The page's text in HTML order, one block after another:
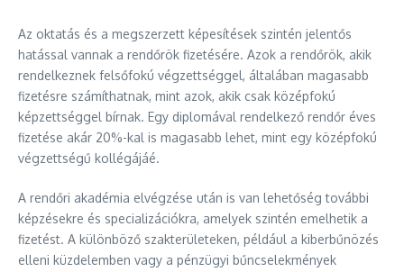
Az oktatás és a megszerzett képesítések szintén jelentős
hatással vannak a rendőrök fizetésére. Azok a rendőrök, akik
rendelkeznek felsőfokú végzettséggel, általában magasabb
fizetésre számíthatnak, mint azok, akik csak középfokú
képzettséggel bírnak. Egy diplomával rendelkező rendőr éves
fizetése akár 20%-kal is magasabb lehet, mint egy középfokú
végzettségű kollégájáé.
A rendőri akadémia elvégzése után is van lehetőség további
képzésekre és specializációkra, amelyek szintén emelhetik a
fizetést. A különböző szakterületeken, például a kiberbűnözés
elleni küzdelemben vagy a pénzügyi bűncselekmények